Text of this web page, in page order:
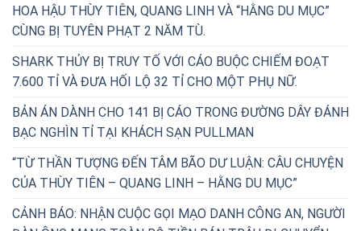
HOA HẬU THÙY TIÊN, QUANG LINH VÀ “HẰNG DU MỤC”
CÙNG BỊ TUYÊN PHẠT 2 NĂM TÙ.
SHARK THỦY BỊ TRUY TỐ VỚI CÁO BUỘC CHIẾM ĐOẠT
7.600 TỈ VÀ ĐƯA HỐI LỘ 32 TỈ CHO MỘT PHỤ NỮ.
BẢN ÁN DÀNH CHO 141 BỊ CÁO TRONG ĐƯỜNG DÂY ĐÁNH
BẠC NGHÌN TỈ TẠI KHÁCH SẠN PULLMAN
“TỪ THẦN TƯỢNG ĐẾN TÂM BÃO DƯ LUẬN: CÂU CHUYỆN
CỦA THÙY TIÊN – QUANG LINH – HẰNG DU MỤC”
CẢNH BÁO: NHẬN CUỘC GỌI MẠO DANH CÔNG AN, NGƯỜI